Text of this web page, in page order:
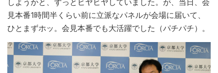
しようかと、ずっとヒヤヒヤしていました。が、当日、会
見本番1時間半くらい前に立派なパネルが会場に届いて、
ひとまずホッ。会見本番でも大活躍でした（パチパチ）。